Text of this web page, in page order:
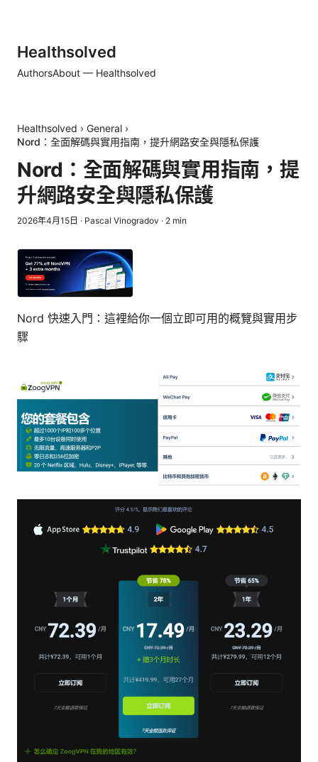
Healthsolved
AuthorsAbout — Healthsolved
Healthsolved › General ›
Nord：全面解碼與實用指南，提升網路安全與隱私保護
Nord：全面解碼與實用指南，提
升網路安全與隱私保護
2026年4月15日 · Pascal Vinogradov · 2 min
Nord 快速入門：這裡給你一個立即可用的概覽與實用步
驟